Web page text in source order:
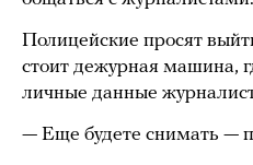
Полицейские просят
стоит дежурная машина,
личные данные
— Еще будете снимать —